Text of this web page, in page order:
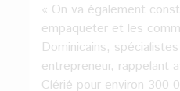
« On va également
empaqueter et les
Dominicains,
entrepreneur, rappelant
Clérié pour environ 300